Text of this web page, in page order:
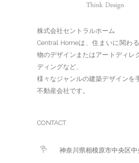
株式会社セントラルホーム
Central Homeは、住まいに関わ
物のデザインまたはアートディレ
ディングなど、
様々なジャンルの建築デザインを
不動産会社です。
CONTACT
神奈川県相模原市中央区